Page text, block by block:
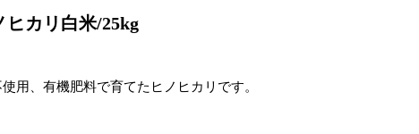
ヒカリ白米/25kg
用、有機肥料で育てたヒノヒカリです。